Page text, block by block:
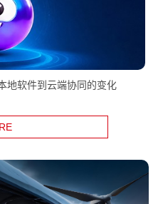
地软件到云端协同的变化